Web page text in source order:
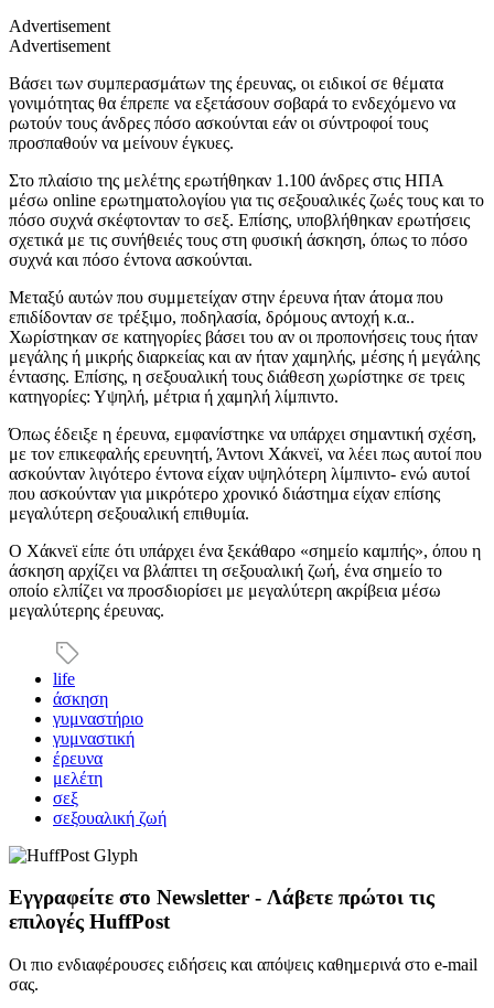
Advertisement
Advertisement
Βάσει των συμπερασμάτων της έρευνας, οι ειδικοί σε θέματα
γονιμότητας θα έπρεπε να εξετάσουν σοβαρά το ενδεχόμενο να
ρωτούν τους άνδρες πόσο ασκούνται εάν οι σύντροφοί τους
προσπαθούν να μείνουν έγκυες.
Στο πλαίσιο της μελέτης ερωτήθηκαν 1.100 άνδρες στις ΗΠΑ
μέσω online ερωτηματολογίου για τις σεξουαλικές ζωές τους και το
πόσο συχνά σκέφτονταν το σεξ. Επίσης, υποβλήθηκαν ερωτήσεις
σχετικά με τις συνήθειές τους στη φυσική άσκηση, όπως το πόσο
συχνά και πόσο έντονα ασκούνται.
Μεταξύ αυτών που συμμετείχαν στην έρευνα ήταν άτομα που
επιδίδονταν σε τρέξιμο, ποδηλασία, δρόμους αντοχή κ.α..
Χωρίστηκαν σε κατηγορίες βάσει του αν οι προπονήσεις τους ήταν
μεγάλης ή μικρής διαρκείας και αν ήταν χαμηλής, μέσης ή μεγάλης
έντασης. Επίσης, η σεξουαλική τους διάθεση χωρίστηκε σε τρεις
κατηγορίες: Υψηλή, μέτρια ή χαμηλή λίμπιντο.
Όπως έδειξε η έρευνα, εμφανίστηκε να υπάρχει σημαντική σχέση,
με τον επικεφαλής ερευνητή, Άντονι Χάκνεϊ, να λέει πως αυτοί που
ασκούνταν λιγότερο έντονα είχαν υψηλότερη λίμπιντο- ενώ αυτοί
που ασκούνταν για μικρότερο χρονικό διάστημα είχαν επίσης
μεγαλύτερη σεξουαλική επιθυμία.
Ο Χάκνεϊ είπε ότι υπάρχει ένα ξεκάθαρο «σημείο καμπής», όπου η
άσκηση αρχίζει να βλάπτει τη σεξουαλική ζωή, ένα σημείο το
οποίο ελπίζει να προσδιορίσει με μεγαλύτερη ακρίβεια μέσω
μεγαλύτερης έρευνας.
life
άσκηση
γυμναστήριο
γυμναστική
έρευνα
μελέτη
σεξ
σεξουαλική ζωή
Εγγραφείτε στο Newsletter - Λάβετε πρώτοι τις
επιλογές HuffPost
Οι πιο ενδιαφέρουσες ειδήσεις και απόψεις καθημερινά στο e-mail
σας.